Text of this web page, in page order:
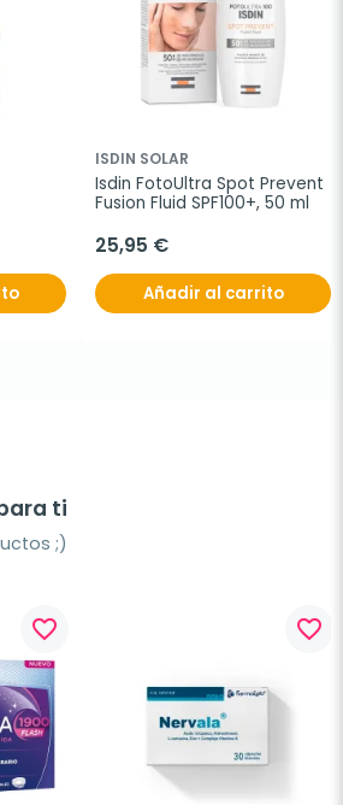
ISDIN SOLAR
Isdin FotoUltra Spot Prevent
Fusion Fluid SPF100+, 50 ml
25,95 €
Añadir al carrito
ti
;)
favorite_border favorite_border